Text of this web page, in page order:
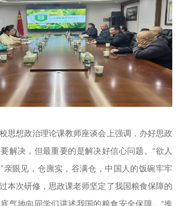
思想政治理论课教师座谈会上强调，办好思政
解决，但最重要的是解决好信心问题。“欲人
亲眼见，仓廪实，谷满仓，中国人的饭碗牢牢
本次研修，思政课老师坚定了我国粮食保障的
气地向同学们讲述我国的粮食安全保障。“推